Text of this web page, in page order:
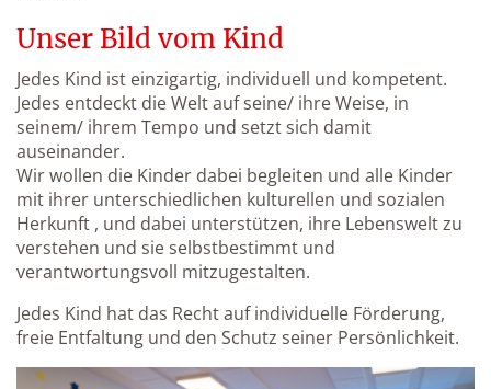
Unser Bild vom Kind
Jedes Kind ist einzigartig, individuell und kompetent.
Jedes entdeckt die Welt auf seine/ ihre Weise, in
seinem/ ihrem Tempo und setzt sich damit
auseinander.
Wir wollen die Kinder dabei begleiten und alle Kinder
mit ihrer unterschiedlichen kulturellen und sozialen
Herkunft , und dabei unterstützen, ihre Lebenswelt zu
verstehen und sie selbstbestimmt und
verantwortungsvoll mitzugestalten.
Jedes Kind hat das Recht auf individuelle Förderung,
freie Entfaltung und den Schutz seiner Persönlichkeit.